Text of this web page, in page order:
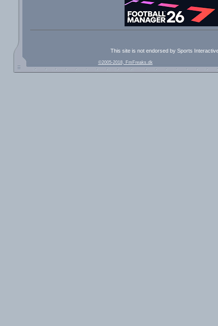
This site is not endorsed by Sports
©2005-2018, FmFreaks.dk